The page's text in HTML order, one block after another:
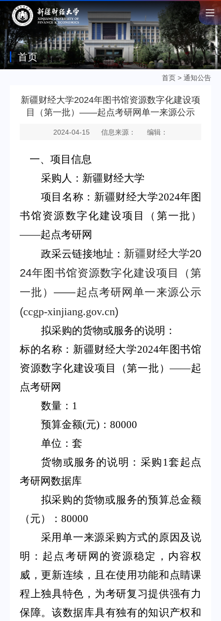
首页
首页 > 通知公告
新疆财经大学2024年图书馆资源数字化建设项
目（第一批）——起点考研网单一来源公示
2024-04-15 信息来源： 编辑：
一、项目信息
采购人：新疆财经大学
项目名称：新疆财经大学2024年图
书馆资源数字化建设项目（第一批）
——起点考研网
政采云链接地址： 新疆财经大学20
24年图书馆资源数字化建设项目（第
一批）——起点考研网单一来源公示
(ccgp-xinjiang.gov.cn)
拟采购的货物或服务的说明：
标的名称：新疆财经大学2024年图书馆
资源数字化建设项目（第一批）——起
点考研网
数量： 1
预算金额(元) ： 80000
单位：套
货物或服务的说明：采购 1套起点
考研网数据库
拟采购的货物或服务的预算总金额
（元）： 80000
采用单一来源采购方式的原因及说
明：起点考研网的资源稳定，内容权
威，更新连续，且在使用功能和点睛课
程上独具特色，为考研复习提供强有力
保障。该数据库具有独有的知识产权和